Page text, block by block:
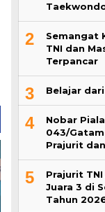
2
Semangat
TNI dan
Terpancar
3 Belajar
4
Nobar
043/
Prajurit
5
Prajurit
Juara 3 di
Tahun